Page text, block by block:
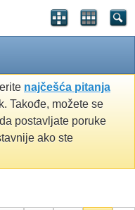
najčešća pitanja
Takođe, možete se
postavljate poruke
ako ste